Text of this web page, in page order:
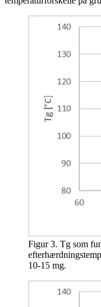
Figur 3. Tg som
10-15 mg.